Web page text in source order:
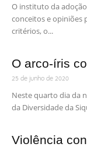
O instituto da
conceitos e opiniões
critérios, o...
O arco-íris
25 de junho de 2020
Neste quarto dia da
da Diversidade da
Violência